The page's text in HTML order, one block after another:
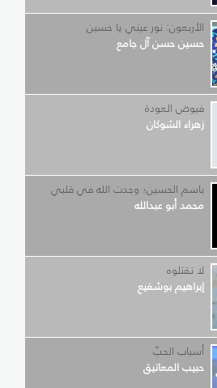
الأربعون: نور عيني يا حسين
حسين حسن آل جامع
فيوض العودة
زهراء الشوكان
باسم الحسين؛ وجدت الله في قلبي
محمد أبو عبدالله
لا تقتلوه
إبراهيم بوشفيع
أسباب الحبّ
حبيب المعاتيق